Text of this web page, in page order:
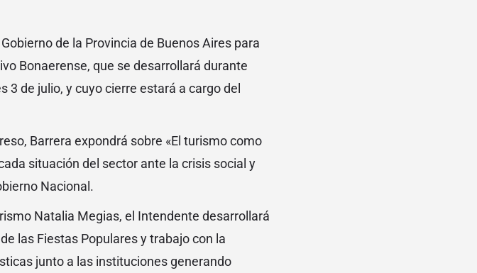
de la Provincia de Buenos Aires para
Bonaerense, que se desarrollará durante
de julio, y cuyo cierre estará a cargo del
Barrera expondrá sobre «El turismo como
situación del sector ante la crisis social y
Nacional.
Natalia Megias, el Intendente desarrollará
las Fiestas Populares y trabajo con la
junto a las instituciones generando